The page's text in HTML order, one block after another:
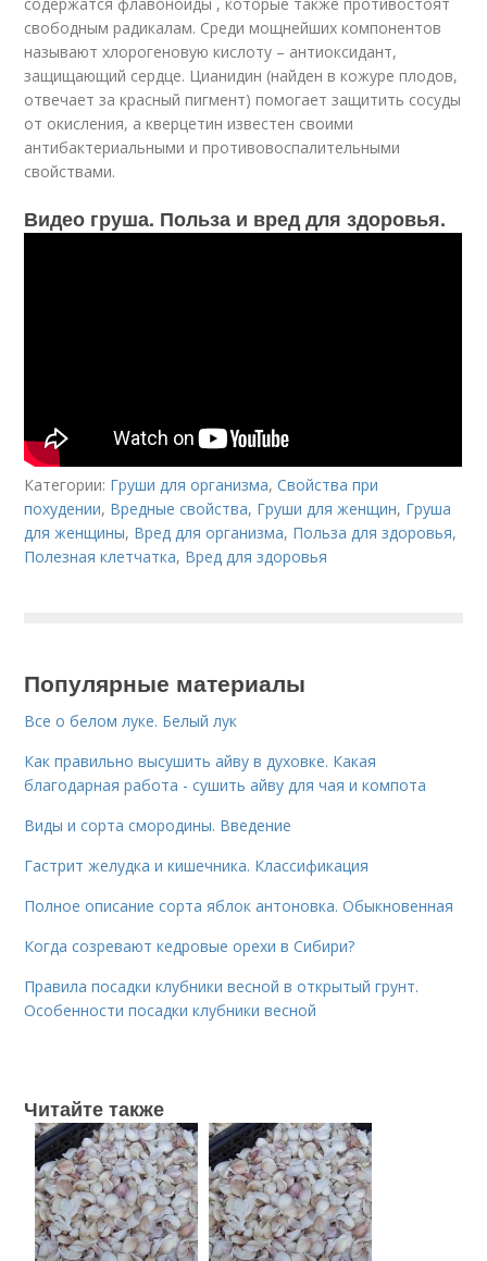
свободным радикалам. Среди мощнейших компонентов
называют хлорогеновую кислоту – антиоксидант,
защищающий сердце. Цианидин (найден в кожуре плодов,
отвечает за красный пигмент) помогает защитить сосуды
от окисления, а кверцетин известен своими
антибактериальными и противовоспалительными
свойствами.
Видео груша. Польза и вред для здоровья.
Категории: Груши для организма,Свойства при
похудении, Вредные свойства, Груши для женщин, Груша
для женщины, Вред для организма, Польза для здоровья,
Полезная клетчатка, Вред для здоровья
Популярные материалы
Все о белом луке. Белый лук
Как правильно высушить айву в духовке. Какая
благодарная работа - сушить айву для чая и компота
Виды и сорта смородины. Введение
Гастрит желудка и кишечника. Классификация
Полное описание сорта яблок антоновка. Обыкновенная
Когда созревают кедровые орехи в Сибири?
Правила посадки клубники весной в открытый грунт.
Особенности посадки клубники весной
Читайте также